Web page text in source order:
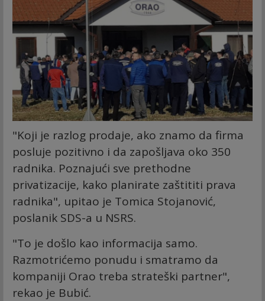
"Koji je razlog prodaje, ako znamo da firma
posluje pozitivno i da zapošljava oko 350
radnika. Poznajući sve prethodne
privatizacije, kako planirate zaštititi prava
radnika", upitao je Tomica Stojanović,
poslanik SDS-a u NSRS.
"To je došlo kao informacija samo.
Razmotrićemo ponudu i smatramo da
kompaniji Orao treba strateški partner",
rekao je Bubić.